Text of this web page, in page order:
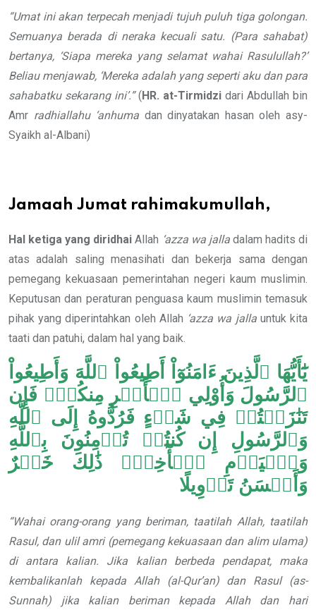
“Umat ini akan terpecah menjadi tujuh puluh tiga golongan.
Semuanya berada di neraka kecuali satu. (Para sahabat)
bertanya, ‘Siapa mereka yang selamat wahai Rasulullah?’
Beliau menjawab, ‘Mereka adalah yang seperti aku dan para
sahabatku sekarang ini’.”( HR. at-Tirmidzi dari Abdullah bin
Amr radhiallahu ‘anhuma dan dinyatakan hasan oleh asy-
Syaikh al-Albani)
Jamaah Jumat rahimakumullah,
Hal ketiga yang diridhaiAllah ‘azza wa jalladalam hadits di
atas adalah saling menasihati dan bekerja sama dengan
pemegang kekuasaan pemerintahan negeri kaum muslimin.
Keputusan dan peraturan penguasa kaum muslimin temasuk
pihak yang diperintahkan oleh Allah ‘azza wa jallauntuk kita
taati dan patuhi, dalam hal yang baik.
يَٰٓأَيُّهَا ٱلَّذِينَ ءَامَنُوٓاْ أَطِيعُواْ ٱللَّهَ وَأَطِيعُواْ
ٱلرَّسُولَ وَأُوْلِي ٱلۡأَمۡرِ مِنكُمۡۖ فَإِن
تَنَٰزَعۡتُمۡ فِي شَيۡءٍ فَرُدُّوهُ إِلَى ٱللَّهِ
وَٱلرَّسُولِ إِن كُنتُمۡ تُؤۡمِنُونَ بِٱللَّهِ
وَٱلۡيَوۡمِ ٱلۡأٓخِرِۚ ذَٰلِكَ خَيۡرٌ
وَأَحۡسَنُ تَأۡوِيلًا
“Wahai orang-orang yang beriman, taatilah Allah, taatilah
Rasul, dan ulil amri (pemegang kekuasaan dan alim ulama)
di antara kalian. Jika kalian berbeda pendapat, maka
kembalikanlah kepada Allah (al-Qur’an) dan Rasul (as-
Sunnah) jika kalian beriman kepada Allah dan hari